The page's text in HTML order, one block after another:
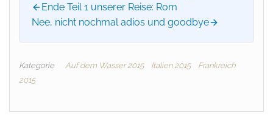
Ende Teil 1 unserer Reise: Rom
Nee, nicht nochmal adios und goodbye
Kategorie Auf dem Wasser 2015 Italien 2015
Frankreich
2015